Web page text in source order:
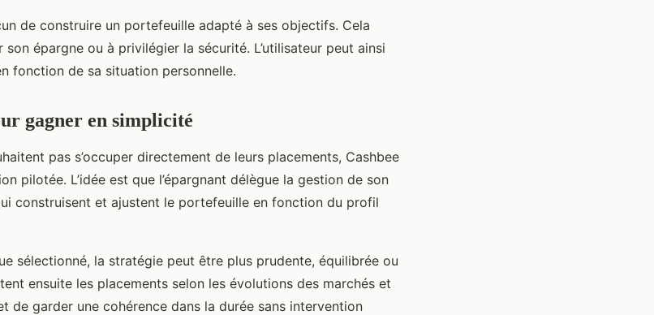
de construire un portefeuille adapté à ses objectifs. Cela
épargne ou à privilégier la sécurité. L’utilisateur peut ainsi
fonction de sa situation personnelle.
gagner en simplicité
pas s’occuper directement de leurs placements, Cashbee
pilotée. L’idée est que l’épargnant délègue la gestion de son
construisent et ajustent le portefeuille en fonction du profil
sélectionné, la stratégie peut être plus prudente, équilibrée ou
ensuite les placements selon les évolutions des marchés et
de garder une cohérence dans la durée sans intervention